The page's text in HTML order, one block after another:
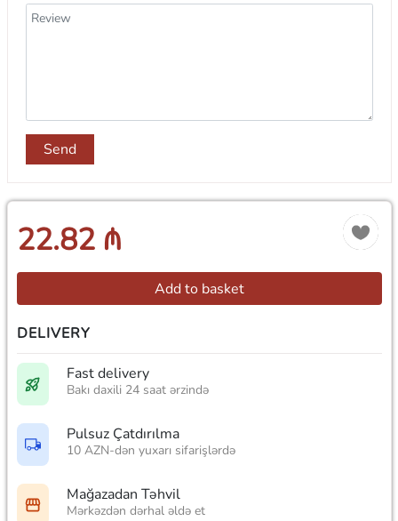
Send
22.82 ₼
Add to basket
DELIVERY
Fast delivery
Bakı daxili 24 saat ərzində
Pulsuz Çatdırılma
10 AZN-dən yuxarı sifarişlərdə
Mağazadan Təhvil
Mərkəzdən dərhal əldə et